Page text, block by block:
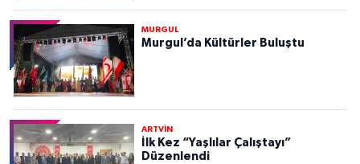
MURGUL
Murgul’da Kültürler Buluştu
ARTVİN
İlk Kez “Yaşlılar Çalıştayı”
Düzenlendi